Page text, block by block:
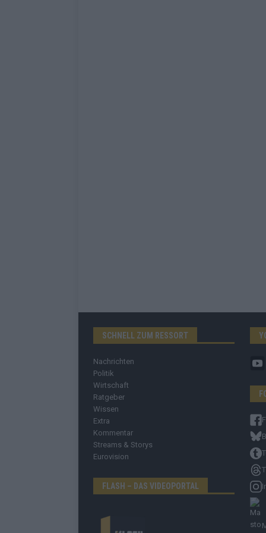
SCHNELL ZUM RESSORT
Nachrichten
Politik
Wirtschaft
Ratgeber
Wissen
Extra
Kommentar
Streams & Storys
Eurovision
FLASH – DAS VIDEOPORTAL